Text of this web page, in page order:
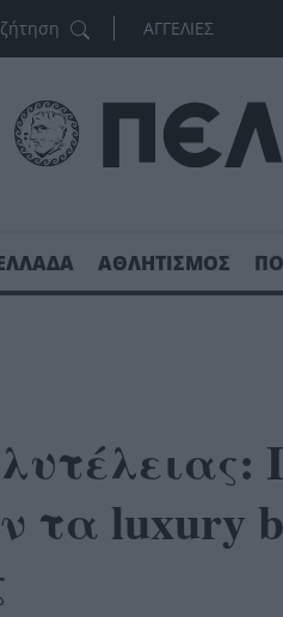
ΑΓΓΕΛΙΕΣ
ΑΘΛΗΤΙΣΜΟΣ
τα luxury